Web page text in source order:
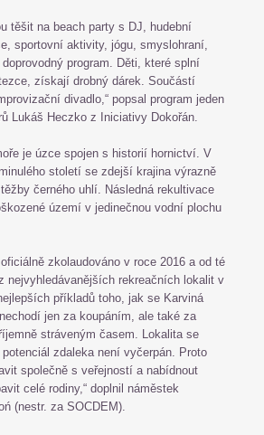
těšit na beach party s DJ, hudební
sportovní aktivity, jógu, smyslohraní,
program. Děti, které splní
získají drobný dárek. Součástí
divadlo,“ popsal program jeden
Lukáš Heczko z Iniciativy Dokořán.
je úzce spojen s historií hornictví. V
století se zdejší krajina výrazně
černého uhlí. Následná rekultivace
území v jedinečnou vodní plochu
zkolaudováno v roce 2016 a od té
nejvyhledávanějších rekreačních lokalit v
příkladů toho, jak se Karviná
jen za koupáním, ale také za
stráveným časem. Lokalita se
zdaleka není vyčerpán. Proto
společně s veřejností a nabídnout
celé rodiny,“ doplnil náměstek
(nestr. za SOCDEM).